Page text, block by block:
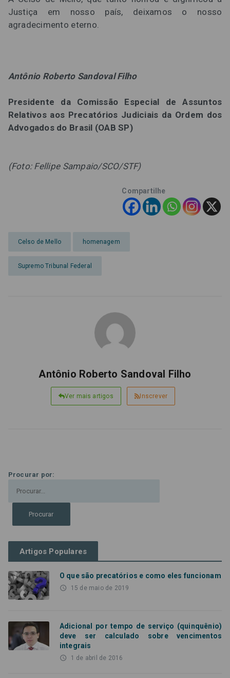
Justiça em nosso país, deixamos o nosso
agradecimento eterno.
Antônio Roberto Sandoval Filho
Presidente da Comissão Especial de Assuntos
Relativos aos Precatórios Judiciais da Ordem dos
Advogados do Brasil (OAB SP)
(Foto: Fellipe Sampaio/SCO/STF)
Compartilhe
Celso de Mello homenagem
Supremo Tribunal Federal
Antônio Roberto Sandoval Filho
Ver mais artigos Inscrever
Procurar por:
Artigos Populares
O que são precatórios e como eles funcionam
access_time 15 de maio de 2019
Adicional por tempo de serviço (quinquênio)
deve ser calculado sobre vencimentos
integrais
access_time 1 de abril de 2016